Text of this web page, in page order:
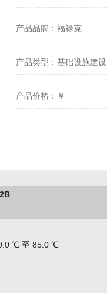
产品品牌：福禄克
产品类型：基础设施建设
产品价格：￥
℃ 至 85.0 ℃